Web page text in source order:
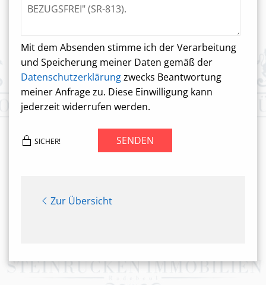
Mit dem Absenden stimme ich der Verarbeitung
und Speicherung meiner Daten gemäß der
Datenschutzerklärungzwecks Beantwortung
meiner Anfrage zu. Diese Einwilligung kann
jederzeit widerrufen werden.
SICHER! SENDEN
Zur Übersicht